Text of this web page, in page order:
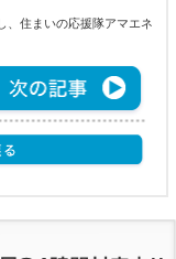
、住まいの応援隊アマエネ